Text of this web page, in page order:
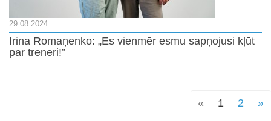
29.08.2024
Irina Romaņenko: „Es vienmēr esmu sapņojusi kļūt
par treneri!”
« 1 2 »